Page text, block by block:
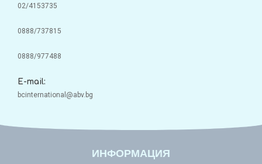
02/4153735
0888/737815
0888/977488
E-mail:
bcinternational@abv.bg
ИНФОРМАЦИЯ